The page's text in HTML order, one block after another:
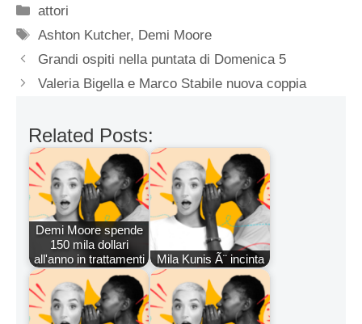
Categorie
attori
Tag
Ashton Kutcher, Demi Moore
Grandi ospiti nella puntata di Domenica 5
Valeria Bigella e Marco Stabile nuova coppia
Related Posts:
Demi Moore spende
150 mila dollari
all'anno in trattamenti
Mila Kunis Ã¨ incinta